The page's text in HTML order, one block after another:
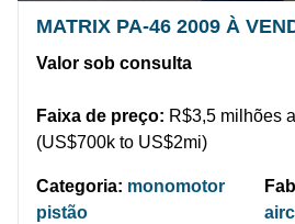
MATRIX PA-46 2009 À
Valor sob consulta
Faixa de preço: R$3,5 milhões
(US$700k to US$2mi)
Categoria: monomotor
pistão